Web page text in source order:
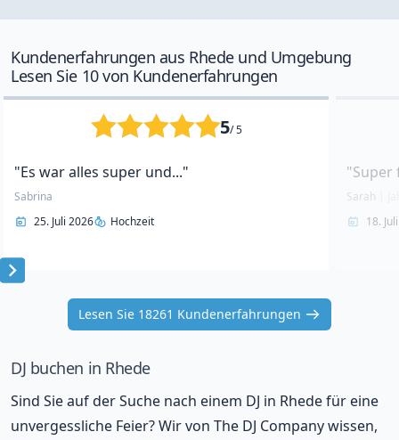
Kundenerfahrungen aus Rhede und Umgebung
Lesen Sie 10 von Kundenerfahrungen
5/ 5
"Es war alles super und..."
Sabrina
25. Juli 2026
Hochzeit
"Super
Sarah
18.
Item
Lesen Sie 18261 Kundenerfahrungen
DJ buchen in Rhede
Sind Sie auf der Suche nach einem DJ in Rhede für eine
unvergessliche Feier? Wir von The DJ Company wissen,